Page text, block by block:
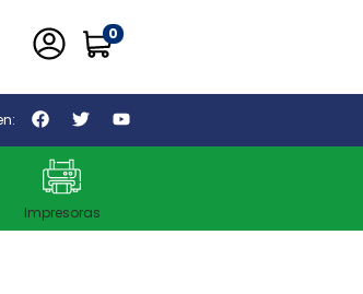
0
Impresoras